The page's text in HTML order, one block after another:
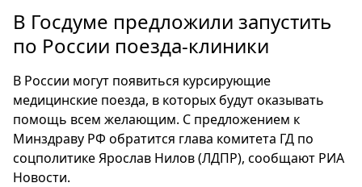
Россия
Мир
Еда
Туризм
Мода
Театр
В Госдуме предложили запустить
по России поезда-клиники
В России могут появиться курсирующие
медицинские поезда, в которых будут оказывать
помощь всем желающим. С предложением к
Минздраву РФ обратится глава комитета ГД по
соцполитике Ярослав Нилов (ЛДПР), сообщают РИА
Новости.